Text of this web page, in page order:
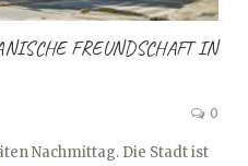
FREUNDSCHAFT IN
0
Nachmittag. Die Stadt ist